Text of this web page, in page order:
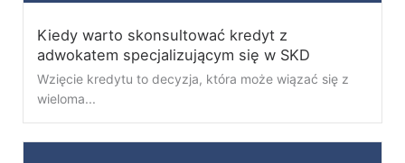
Kiedy warto skonsultować kredyt z
adwokatem specjalizującym się w SKD
Wzięcie kredytu to decyzja, która może wiązać się z
wieloma...